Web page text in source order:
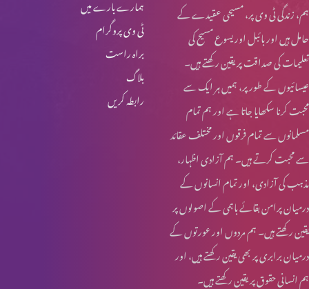
ٹی وی پروگرام
براہ راست
بلاگ
رابطہ کریں
ہم، زندگی ٹی وی پر، مسیحی عقیدے کے
حامل ہیں اور بائبل اور یسوع مسیح کی
تعلیمات کی صداقت پر یقین رکھتے ہیں۔
عیسائیوں کے طور پر، ہمیں ہر ایک سے
محبت کرنا سکھایا جاتا ہے اور ہم تمام
مسلمانوں سے تمام فرقوں اور مختلف عقائد
سے محبت کرتے ہیں۔ ہم آزادی اظہار،
مذہب کی آزادی، اور تمام انسانوں کے
درمیان پرامن بقائے باہمی کے اصولوں پر
یقین رکھتے ہیں۔ ہم مردوں اور عورتوں کے
درمیان برابری پر بھی یقین رکھتے ہیں، اور
ہم انسانی حقوق پر یقین رکھتے ہیں۔